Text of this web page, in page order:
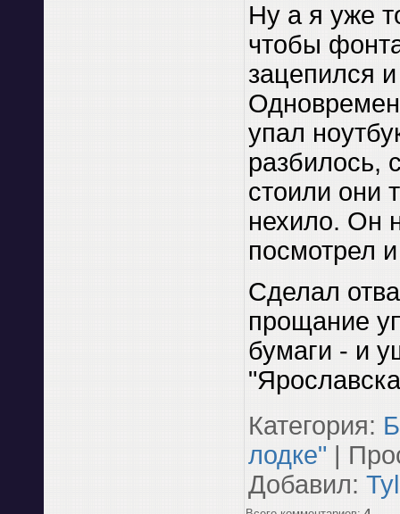
Ну а я уже
чтобы
зацепился
упал
разбилось,
стоили они
нехило. Он
посмотрел
Сделал
прощание
бумаги - и
Категория:
лодке" |
Добавил: